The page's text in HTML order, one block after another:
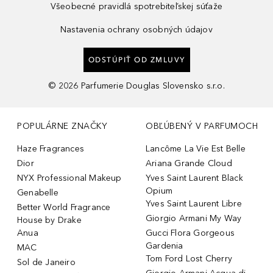
Všeobecné pravidlá spotrebiteľskej súťaže
Nastavenia ochrany osobných údajov
ODSTÚPIŤ OD ZMLUVY
© 2026 Parfumerie Douglas Slovensko s.r.o.
POPULÁRNE ZNAČKY
Haze Fragrances
Dior
NYX Professional Makeup
Genabelle
Better World Fragrance
House by Drake
Anua
MAC
Sol de Janeiro
OBĽÚBENÝ V PARFUMOCH
Lancôme La Vie Est Belle
Ariana Grande Cloud
Yves Saint Laurent Black
Opium
Yves Saint Laurent Libre
Giorgio Armani My Way
Gucci Flora Gorgeous
Gardenia
Tom Ford Lost Cherry